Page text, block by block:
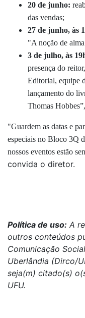
20 de junho:
das vendas;
27 de junho, às
"A noção de
3 de julho, às
presença do
Editorial, equipe
lançamento do
Thomas
"Guardem as datas e
especiais no Bloco 3Q
nossos eventos estão
convida o diretor.
Política de uso: A
outros conteúdos
Comunicação
Uberlândia (Dirco/
seja(m) citado(s)
UFU.